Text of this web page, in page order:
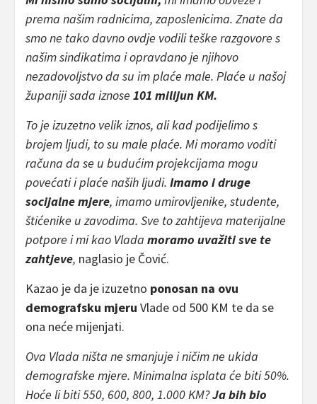
prema našim radnicima, zaposlenicima. Znate da
smo ne tako davno ovdje vodili teške razgovore s
našim sindikatima i opravdano je njihovo
nezadovoljstvo da su im plaće male. Plaće u našoj
županiji sada iznose 101 milijun KM.
To je izuzetno velik iznos, ali kad podijelimo s
brojem ljudi, to su male plaće. Mi moramo voditi
računa da se u budućim projekcijama mogu
povećati i plaće naših ljudi. Imamo i druge
socijalne mjere, imamo umirovljenike, studente,
štićenike u zavodima. Sve to zahtijeva materijalne
potpore i mi kao Vlada moramo uvažiti sve te
zahtjeve, naglasio je Čović.
Kazao je da je izuzetno ponosan na ovu
demografsku mjeru Vlade od 500 KM te da se
ona neće mijenjati.
Ova Vlada ništa ne smanjuje i ničim ne ukida
demografske mjere. Minimalna isplata će biti 50%.
Hoće li biti 550, 600, 800, 1.000 KM?Ja bih bio